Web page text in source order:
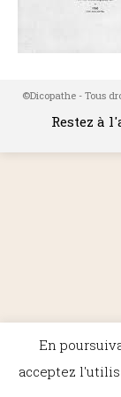
©Dicopathe - Tous
Restez à
En
acceptez